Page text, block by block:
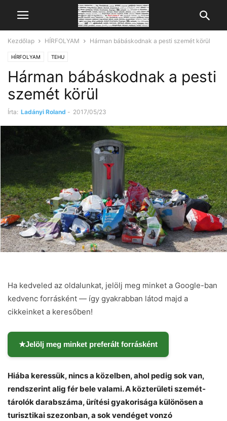
Kezdőlap HÍRFOLYAM Hárman bábáskodnak a pesti szemét körül
HÍRFOLYAM TEHU
Hárman bábáskodnak a pesti
szemét körül
Írta: Ladányi Roland - 2017/05/23
Ha kedveled az oldalunkat, jelölj meg minket a Google-ban
kedvenc forrásként — így gyakrabban látod majd a
cikkeinket a keresőben!
★Jelölj meg minket preferált forrásként
Hiába keressük, nincs a közelben, ahol pedig sok van,
rendszerint alig fér bele valami. A közterületi szemét­
tárolók darabszáma, ürítési gyakorisága különösen a
turisztikai szezonban, a sok vendéget vonzó